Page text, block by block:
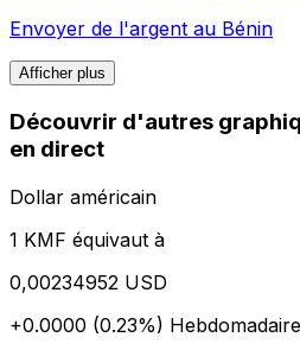
Envoyer de l'argent au Bénin
Afficher plus
Découvrir d'autres
en direct
Dollar américain
1 KMF équivaut à
0,00234952 USD
+0.0000 (0.23%) Hebdomadaire